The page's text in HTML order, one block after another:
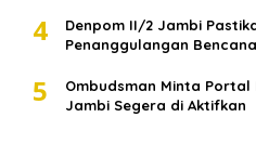
4
Denpom II/2 Jambi
Penanggulangan
5
Ombudsman Minta Portal
Jambi Segera di Aktifkan